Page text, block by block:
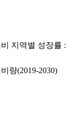
지역별 성장률 :
량(2019-2030)